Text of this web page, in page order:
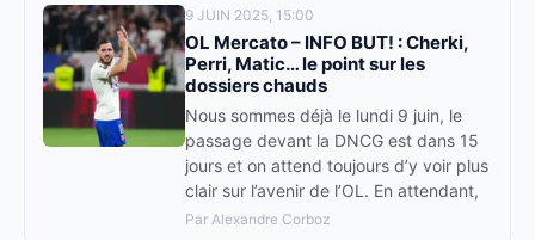
9 JUIN 2025, 15:00
OL Mercato – INFO BUT! : Cherki,
Perri, Matic… le point sur les
dossiers chauds
Nous sommes déjà le lundi 9 juin, le
passage devant la DNCG est dans 15
jours et on attend toujours d’y voir plus
clair sur l’avenir de l’OL. En attendant,
Par Alexandre Corboz